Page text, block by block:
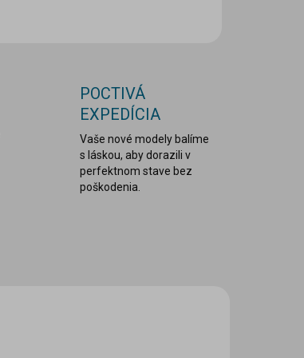
POCTIVÁ
EXPEDÍCIA
Vaše nové modely balíme
s láskou, aby dorazili v
perfektnom stave bez
poškodenia.